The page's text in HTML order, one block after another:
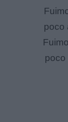
poco
poco